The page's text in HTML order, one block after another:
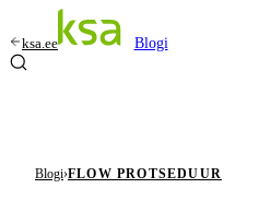
ksa.ee Blogi
Blogi›FLOW PROTSEDUUR